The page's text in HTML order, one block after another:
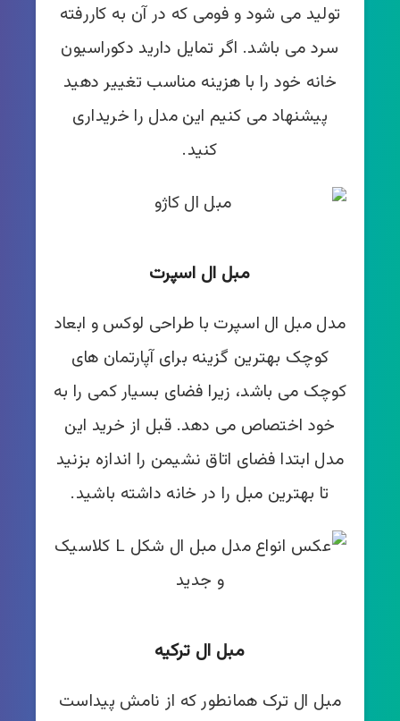
تولید می شود و فومی که در آن به کاررفته
سرد می باشد. اگر تمایل دارید دکوراسیون
خانه خود را با هزینه مناسب تغییر دهید
پیشنهاد می کنیم این مدل را خریداری
کنید.
مبل ال اسپرت
مدل مبل ال اسپرت با طراحی لوکس و ابعاد
کوچک بهترین گزینه برای آپارتمان های
کوچک می باشد، زیرا فضای بسیار کمی را به
خود اختصاص می دهد. قبل از خرید این
مدل ابتدا فضای اتاق نشیمن را اندازه بزنید
تا بهترین مبل را در خانه داشته باشید.
مبل ال ترکیه
مبل ال ترک همانطور که از نامش پیداست